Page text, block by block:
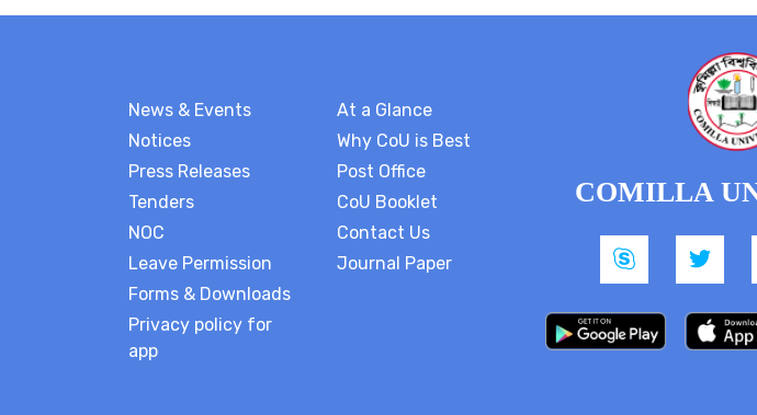
News & Events
Notices
Press Releases
Tenders
NOC
Leave Permission
Forms & Downloads
Privacy policy for
app
At a Glance
Why CoU is Best
Post Office
CoU Booklet
Contact Us
Journal Paper
COMILLA